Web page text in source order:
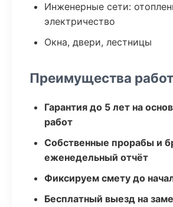
Инженерные сети:
электричество
Окна, двери, лестницы
Преимущества
Гарантия до 5 лет на
работ
Собственные прорабы и
еженедельный отчёт
Фиксируем смету до
Бесплатный выезд на